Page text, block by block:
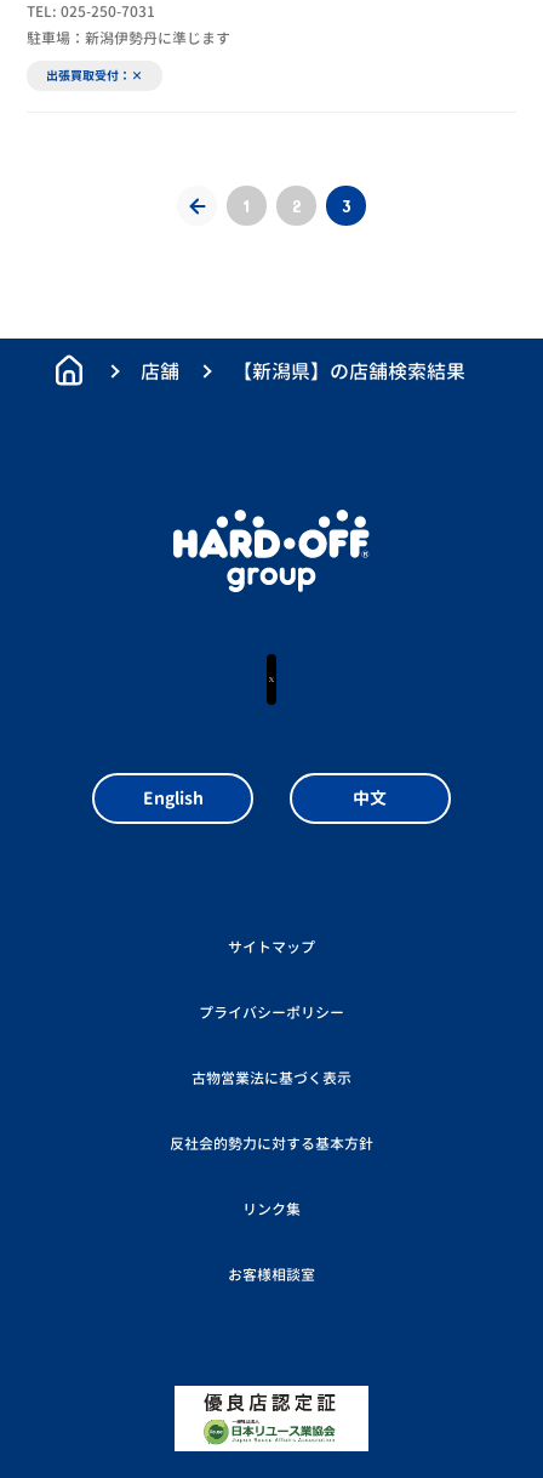
TEL: 025-250-7031
駐車場：新潟伊勢丹に準じます
出張買取受付：×
1 2 3
店舗 【新潟県】の店舗検索結果
サイトマップ
プライバシーポリシー
古物営業法に基づく表示
反社会的勢力に対する基本方針
リンク集
お客様相談室
English 中文